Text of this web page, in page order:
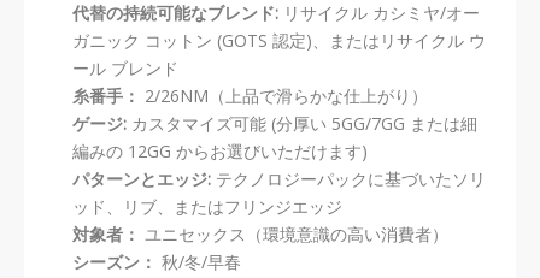
代替の持続可能なブレンド: リサイクル カシミヤ/オー
ガニック コットン (GOTS 認定)、またはリサイクル ウ
ール ブレンド
糸番手： 2/26NM（上品で滑らかな仕上がり）
ゲージ: カスタマイズ可能 (分厚い 5GG/7GG または細
編みの 12GG からお選びいただけます)
パターンとエッジ: テクノロジーパックに基づいたソリ
ッド、リブ、またはフリンジエッジ
対象者： ユニセックス（環境意識の高い消費者）
シーズン： 秋/冬/早春